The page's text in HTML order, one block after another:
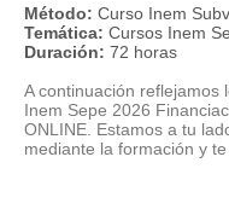
Método: Curso Inem
Temática: Cursos Inem
Duración: 72 horas
A continuación reflejamos
Inem Sepe 2026
ONLINE. Estamos a tu
mediante la formación y